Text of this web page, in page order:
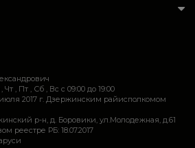
, Пт , Сб , Вс c 09:00 до 19:00
2017 г. Дзержинским райисполкомом
р-н, д. Боровики, ул.Молодежная, д.61
реестре РБ: 18.07.2017